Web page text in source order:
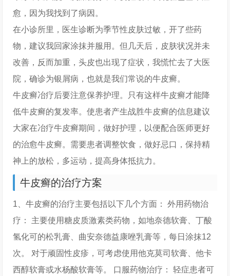
愈，因为我找到了病因。
在小诊所里，医生诊断为季节性皮肤过敏，开了些药
物，建议我回家涂抹并服用。但几天后，皮肤状况并未
改善，反而加重，头皮也出现了症状，我慌忙去了大医
院，确诊为银屑病，也就是我们常说的牛皮癣。
牛皮癣冶疗后要注意保养护理。只有这样牛皮癣才能降
低牛皮癣的复发率。使患者产生战胜牛皮癣的信息建议
大家在冶疗牛皮癣期间，做好护理，以便配合医师更好
的治愈牛皮癣。需要患者调整饮食，做好忌口，保持精
神上的放松，多运动，提高身体抵抗力。
牛皮癣的治疗方案
1、牛皮癣的治疗主要包括以下几个方面： 外用药物治
疗： 主要使用糖皮质激素类药物，如地奈德软膏、丁酸
氢化可的松乳膏、曲安奈德益康唑乳膏等，每日涂抹12
次。 对于顽固性皮疹，可考虑使用他克莫司软膏、他卡
西醇软膏或水杨酸软膏等。 口服药物治疗： 轻症患者可